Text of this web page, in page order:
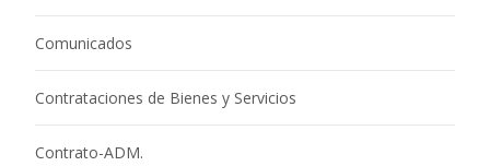
Comunicados
Contrataciones de Bienes y Servicios
Contrato-ADM.